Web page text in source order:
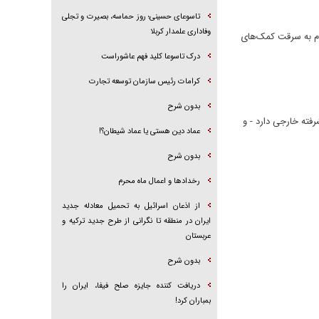
به سرقت کمک‌های
خارجی دارد - و
تاسوعای حسینی؛ روز حماسه، بصیرت و تجلی
وفاداری علمدار کربلا
درک تاسوعا کلید فهم عاشوراست
کرامات رئیس سازمان توسعه تجارت
بدون شرح
عماد دین هستی یا عماد شیطان؟!
بدون شرح
رخداد‌ها و اعمال ماه محرم
از اذعان اسرائیل به تحمیل معادله جدید
ایران در منطقه تا نگرانی از طرح جدید ترکیه و
عربستان
بدون شرح
دریافت کننده جایزه صلح فیفا، ایران را
بمباران کرد!